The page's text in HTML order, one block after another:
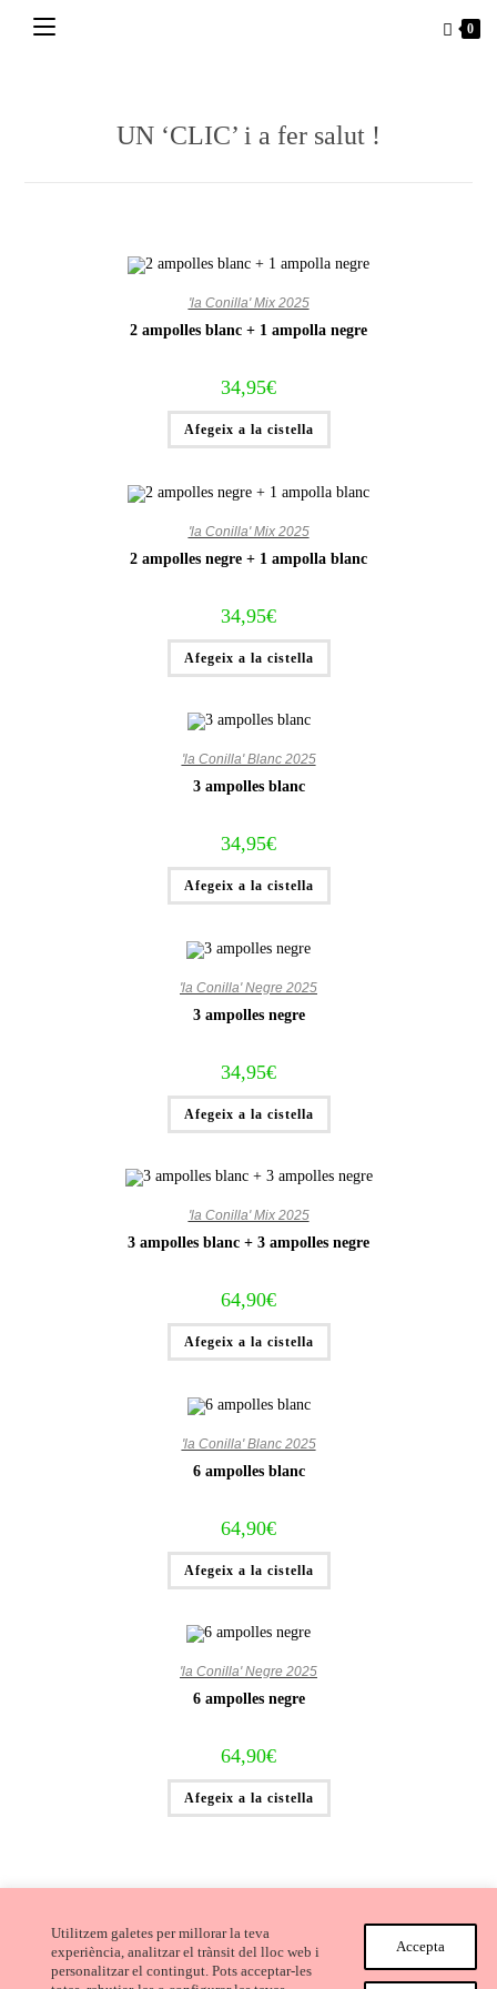
Utilitzem galetes per millorar la teva
experiència, analitzar el trànsit del lloc web i
personalitzar el contingut. Pots acceptar-les
Accepta
0
UN ‘CLIC’ i a fer salut !
'la Conilla' Mix 2025
2 ampolles blanc + 1 ampolla negre
34,95€
Afegeix a la cistella
'la Conilla' Mix 2025
2 ampolles negre + 1 ampolla blanc
34,95€
Afegeix a la cistella
'la Conilla' Blanc 2025
3 ampolles blanc
34,95€
Afegeix a la cistella
'la Conilla' Negre 2025
3 ampolles negre
34,95€
Afegeix a la cistella
'la Conilla' Mix 2025
3 ampolles blanc + 3 ampolles negre
64,90€
Afegeix a la cistella
'la Conilla' Blanc 2025
6 ampolles blanc
64,90€
Afegeix a la cistella
'la Conilla' Negre 2025
6 ampolles negre
64,90€
Afegeix a la cistella
Avís Legal i Condicions de compra Cookies